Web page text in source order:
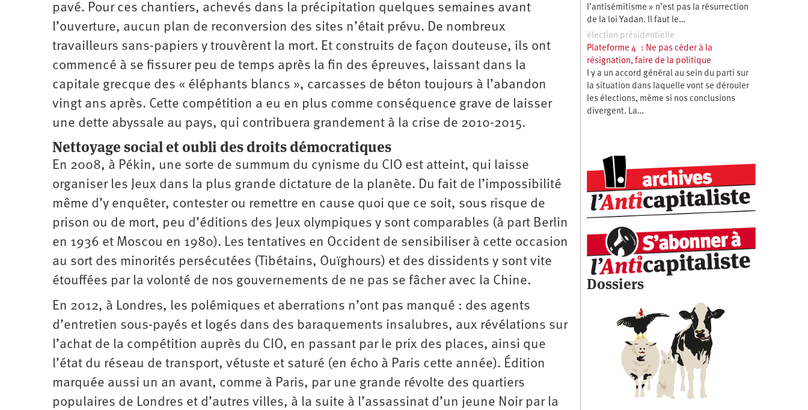
pavé. Pour ces chantiers, achevés dans la précipitation quelques semaines avant
l’ouverture, aucun plan de reconversion des sites n’était prévu. De nombreux
travailleurs sans-papiers y trouvèrent la mort. Et construits de façon douteuse, ils ont
commencé à se fissurer peu de temps après la fin des épreuves, laissant dans la
capitale grecque des « éléphants blancs », carcasses de béton toujours à l’abandon
vingt ans après. Cette compétition a eu en plus comme conséquence grave de laisser
une dette abyssale au pays, qui contribuera grandement à la crise de 2010-2015.
Nettoyage social et oubli des droits démocratiques
En 2008, à Pékin, une sorte de summum du cynisme du CIO est atteint, qui laisse
organiser les Jeux dans la plus grande dictature de la planète. Du fait de l’impossibilité
même d’y enquêter, contester ou remettre en cause quoi que ce soit, sous risque de
prison ou de mort, peu d’éditions des Jeux olympiques y sont comparables (à part Berlin
en 1936 et Moscou en 1980). Les tentatives en Occident de sensibiliser à cette occasion
au sort des minorités persécutées (Tibétains, Ouïghours) et des dissidents y sont vite
étouffées par la volonté de nos gouvernements de ne pas se fâcher avec la Chine.
En 2012, à Londres, les polémiques et aberrations n’ont pas manqué : des agents
d’entretien sous-payés et logés dans des baraquements insalubres, aux révélations sur
l’achat de la compétition auprès du CIO, en passant par le prix des places, ainsi que
l’état du réseau de transport, vétuste et saturé (en écho à Paris cette année). Édition
marquée aussi un an avant, comme à Paris, par une grande révolte des quartiers
populaires de Londres et d’autres villes, à la suite à l’assassinat d’un jeune Noir par la
l’antisémitisme » n’est pas la résurrection
de la loi Yadan. Il faut le…
élection présidentielle
Plateforme 4 : Ne pas céder à la
résignation, faire de la politique
l y a un accord général au sein du parti sur
la situation dans laquelle vont se dérouler
les élections, même si nos conclusions
divergent. La…
Dossiers